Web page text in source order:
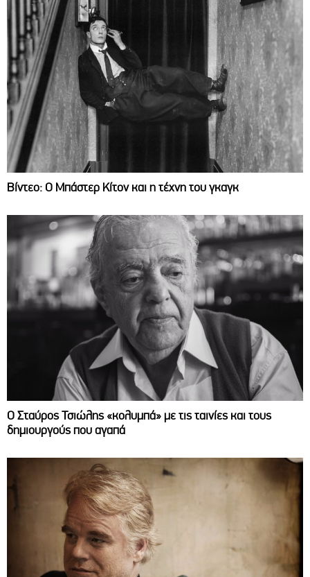
Βίντεο: Ο Μπάστερ Κίτον και η τέχνη του γκαγκ
Ο Σταύρος Τσιώλης «κολυμπά» με τις ταινίες και τους
δημιουργούς που αγαπά